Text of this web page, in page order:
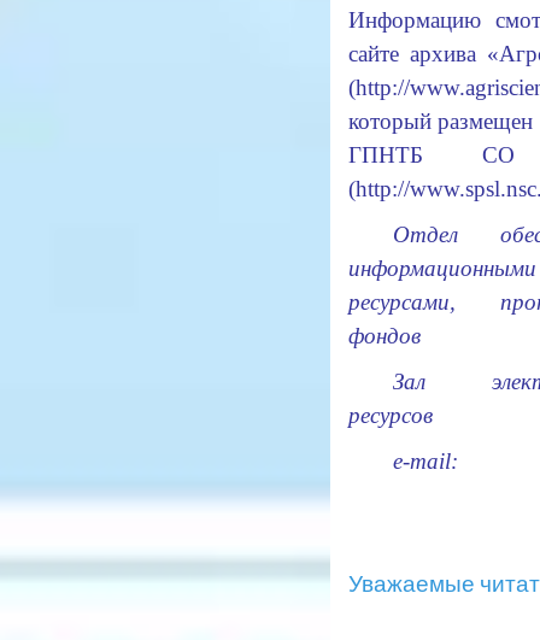
Информацию
сайте архива
(http://
который размещен
ГПНТБ СО
(http://
Отдел
информационными
ресурсами,
фондов
Зал
ресурсов
e-mail:
Уважаемые